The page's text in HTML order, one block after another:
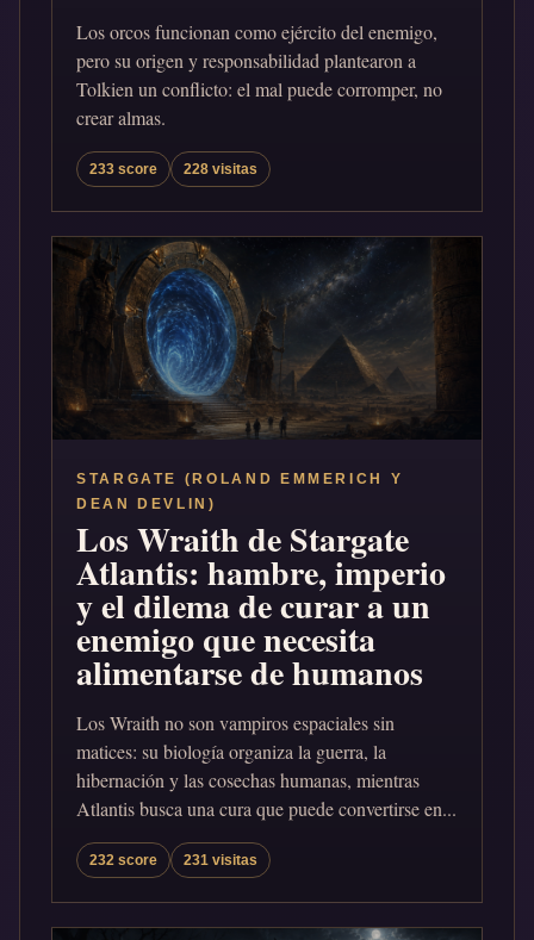
Los orcos funcionan como ejército del enemigo,
pero su origen y responsabilidad plantearon a
Tolkien un conflicto: el mal puede corromper, no
crear almas.
233 score 228 visitas
STARGATE (ROLAND EMMERICH Y
DEAN DEVLIN)
Los Wraith de Stargate
Atlantis: hambre, imperio
y el dilema de curar a un
enemigo que necesita
alimentarse de humanos
Los Wraith no son vampiros espaciales sin
matices: su biología organiza la guerra, la
hibernación y las cosechas humanas, mientras
Atlantis busca una cura que puede convertirse en...
232 score 231 visitas